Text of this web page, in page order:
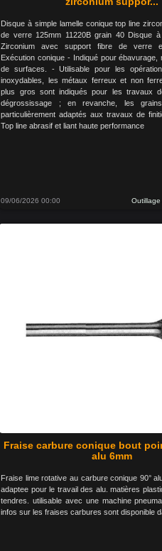
Disque à simple lamelle conique top line
de verre 125mm 11220B grain 40 Disque à
Zirconium avec support fibre de verre
Exécution conique - Indiqué pour ébavurage,
de surfaces. - Utilisable pour les
inoxydables, les métaux ferreux et non
plus gros sont indiqués pour les travaux
dégrossissage ; en revanche, les
particulièrement adaptés aux travaux de
Top line abrasif et liant haute performance
09/06/2026 00:00 Outillage
Fraise carbure conique bout
alu 6mm
Fraise lime rotative au carbure conique 90°
adaptee pour le travail des alu. matières
tendres. utilisable avec une machine
infos sur les fraises carbures sont disponible